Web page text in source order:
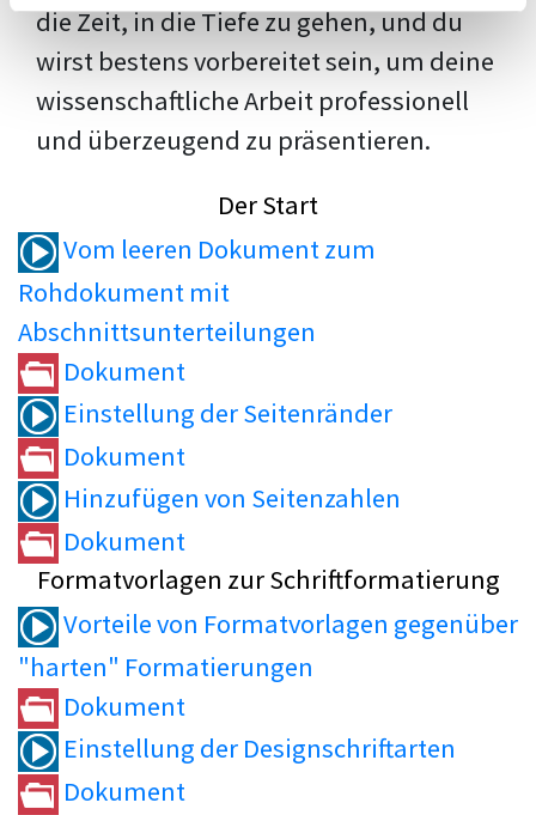
die Zeit, in die Tiefe zu gehen, und du
wirst bestens vorbereitet sein, um deine
wissenschaftliche Arbeit professionell
und überzeugend zu präsentieren.
Der Start
Vom leeren Dokument zum
Rohdokument mit
Abschnittsunterteilungen
Dokument
Einstellung der Seitenränder
Dokument
Hinzufügen von Seitenzahlen
Dokument
Formatvorlagen zur Schriftformatierung
Vorteile von Formatvorlagen gegenüber
"harten" Formatierungen
Dokument
Einstellung der Designschriftarten
Dokument